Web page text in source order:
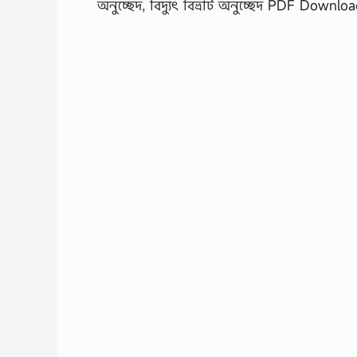
অনুচ্ছেদ, বিদ্যুৎ বিভ্রাট অনুচ্ছেদ PDF